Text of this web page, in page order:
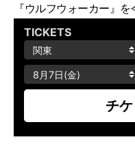
『ウルフウォーカー』